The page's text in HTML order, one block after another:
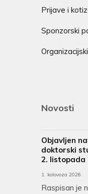
Prijave i
Sponzorski
Novosti
Objavljen
doktorski
2. listopada
1. kolovoza 2026.
Raspisan je